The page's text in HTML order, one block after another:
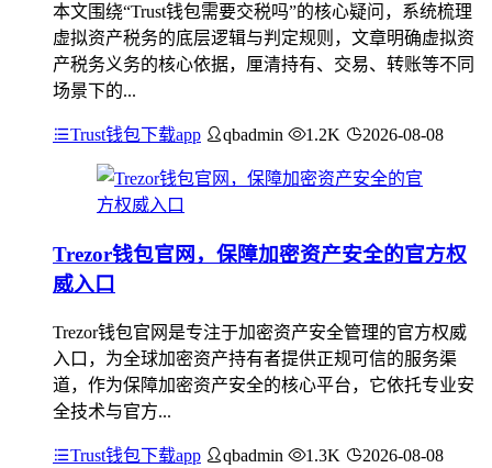
本文围绕“Trust钱包需要交税吗”的核心疑问，系统梳理
虚拟资产税务的底层逻辑与判定规则，文章明确虚拟资
产税务义务的核心依据，厘清持有、交易、转账等不同
场景下的...
Trust钱包下载app qbadmin 1.2K 2026-08-08
Trezor钱包官网，保障加密资产安全的官方权
威入口
Trezor钱包官网是专注于加密资产安全管理的官方权威
入口，为全球加密资产持有者提供正规可信的服务渠
道，作为保障加密资产安全的核心平台，它依托专业安
全技术与官方...
Trust钱包下载app qbadmin 1.3K 2026-08-08